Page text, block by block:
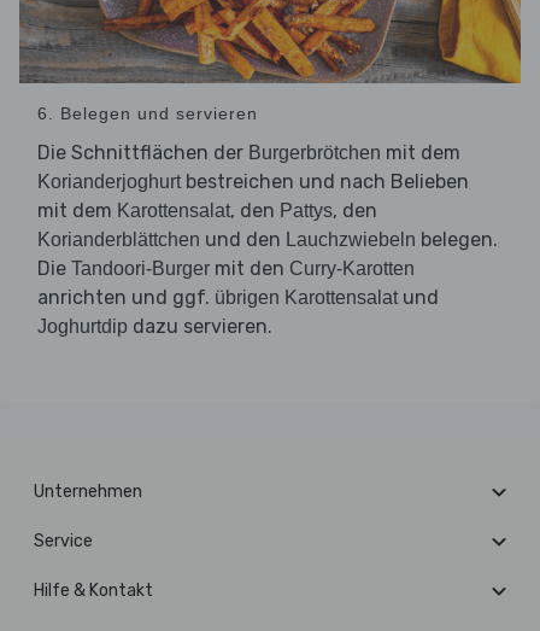
6. Belegen und servieren
Die Schnittflächen der Burgerbrötchen mit dem
Korianderjoghurtbestreichen und nach Belieben
mit dem Karottensalat, den Pattys, den
Korianderblättchen und den Lauchzwiebeln belegen.
Die Tandoori-Burger mit den Curry-Karotten
anrichten und ggf. übrigen Karottensalatund
Joghurtdip dazu servieren.
Unternehmen
Service
Hilfe & Kontakt